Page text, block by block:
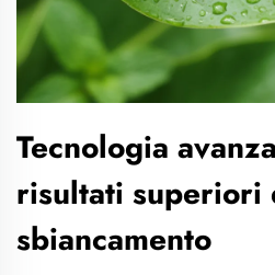
Tecnologia
risultati superiori
sbiancamento